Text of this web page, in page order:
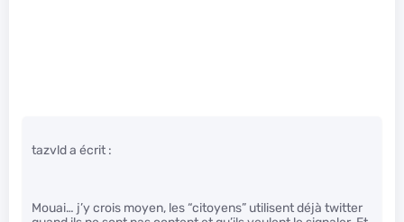
tazvld a écrit :
Mouai… j’y crois moyen, les “citoyens” utilisent déjà twitter